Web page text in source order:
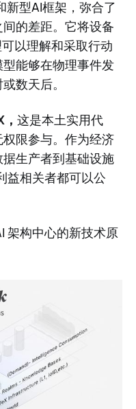
新型AI框架，弥合了
的差距。它将设备
以理解和采取行动
能够在物理事件发
数天后。
这是本土实用代
限参与。作为经济
生产者到基础设施
益相关者都可以公
架构中心的新技术原